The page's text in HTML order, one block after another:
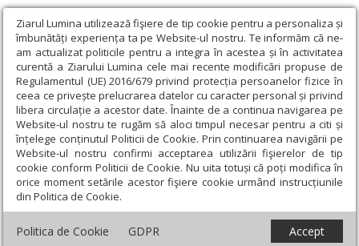
Ziarul Lumina utilizează fişiere de tip cookie pentru a personaliza și
îmbunătăți experiența ta pe Website-ul nostru. Te informăm că ne-
am actualizat politicile pentru a integra în acestea și în activitatea
curentă a Ziarului Lumina cele mai recente modificări propuse de
Regulamentul (UE) 2016/679 privind protecția persoanelor fizice în
ceea ce privește prelucrarea datelor cu caracter personal și privind
libera circulație a acestor date. Înainte de a continua navigarea pe
Website-ul nostru te rugăm să aloci timpul necesar pentru a citi și
înțelege conținutul Politicii de Cookie. Prin continuarea navigării pe
Website-ul nostru confirmi acceptarea utilizării fişierelor de tip
cookie conform Politicii de Cookie. Nu uita totuși că poți modifica în
orice moment setările acestor fişiere cookie urmând instrucțiunile
din Politica de Cookie.
Politica de Cookie GDPR Accept
Ziarul Lumina › Actualitate religioasă › Știri › Sfințire și
comemorare la Mănăstirea Căldărușani
Sfințire și comemorare la Mănăstirea
Căldărușani